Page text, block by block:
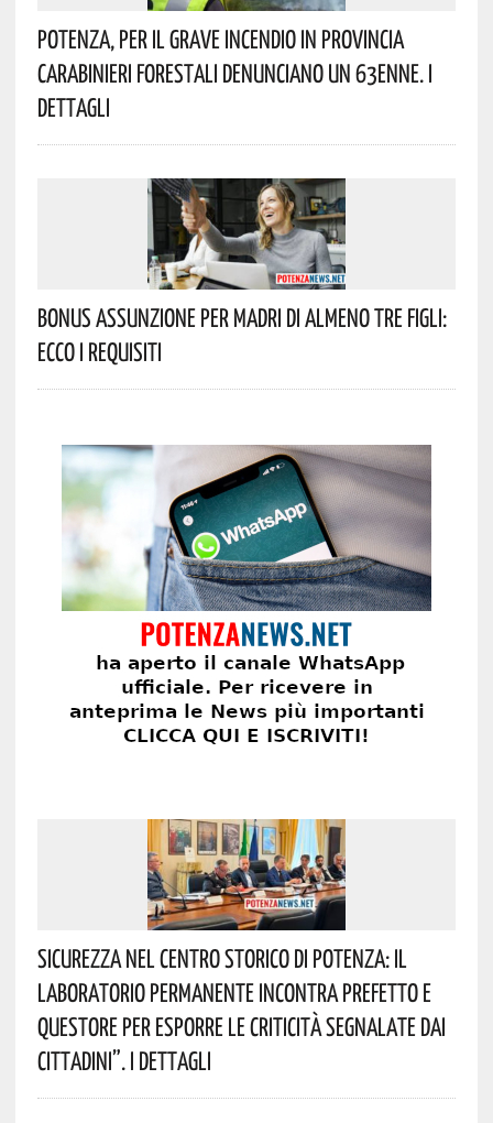
Potenza, Per Il Grave Incendio In Provincia
Carabinieri Forestali Denunciano Un 63enne. I
Dettagli
Bonus Assunzione Per Madri Di Almeno Tre Figli:
Ecco I Requisiti
Sicurezza Nel Centro Storico Di Potenza: Il
Laboratorio Permanente Incontra Prefetto E
Questore Per Esporre Le Criticità Segnalate Dai
Cittadini”. I Dettagli